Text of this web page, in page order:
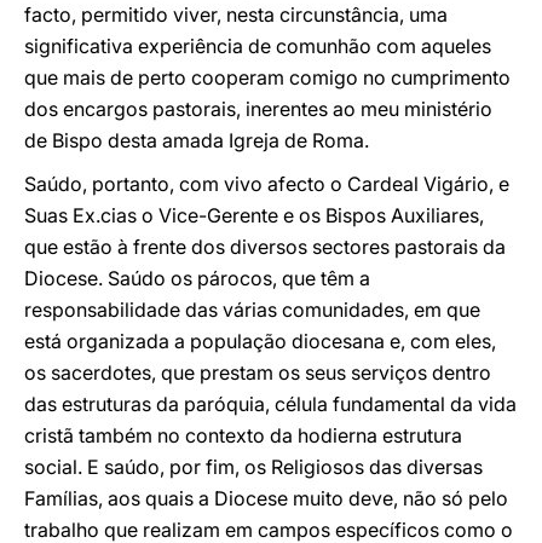
facto, permitido viver, nesta circunstância, uma
significativa experiência de comunhão com aqueles
que mais de perto cooperam comigo no cumprimento
dos encargos pastorais, inerentes ao meu ministério
de Bispo desta amada Igreja de Roma.
Saúdo, portanto, com vivo afecto o Cardeal Vigário, e
Suas Ex.cias o Vice-Gerente e os Bispos Auxiliares,
que estão à frente dos diversos sectores pastorais da
Diocese. Saúdo os párocos, que têm a
responsabilidade das várias comunidades, em que
está organizada a população diocesana e, com eles,
os sacerdotes, que prestam os seus serviços dentro
das estruturas da paróquia, célula fundamental da vida
cristã também no contexto da hodierna estrutura
social. E saúdo, por fim, os Religiosos das diversas
Famílias, aos quais a Diocese muito deve, não só pelo
trabalho que realizam em campos específicos como o